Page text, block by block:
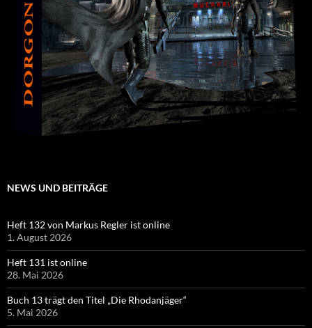
NEWS UND BEITRÄGE
Heft 132 von Markus Regler ist online
1. August 2026
Heft 131 ist online
28. Mai 2026
Buch 13 trägt den Titel „Die Rhodanjäger“
5. Mai 2026